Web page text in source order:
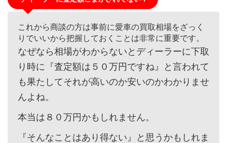
これから商談の方は事前に愛車の買取相場をざっく
りでいいから把握しておくことは非常に重要です。
なぜなら相場がわからないとディーラーに下取
り時に『査定額は５０万円ですね』と言われて
も果たしてそれが高いのか安いのかわかりませ
んよね。
本当は８０万円かもしれません。
『そんなことはあり得ない』と思うかもしれま